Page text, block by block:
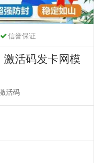
信誉保证
激活码发卡网模
活码